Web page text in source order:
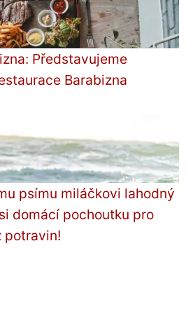
Představujeme
Barabizna
psímu miláčkovi lahodný
domácí pochoutku pro
potravin!